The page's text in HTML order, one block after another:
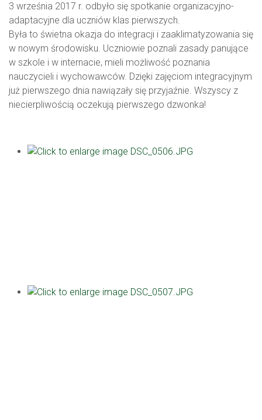
3 września 2017 r. odbyło się spotkanie organizacyjno-
adaptacyjne dla uczniów klas pierwszych.
Była to świetna okazja do integracji i zaaklimatyzowania się
w nowym środowisku. Uczniowie poznali zasady panujące
w szkole i w internacie, mieli możliwość poznania
nauczycieli i wychowawców. Dzięki zajęciom integracyjnym
już pierwszego dnia nawiązały się przyjaźnie. Wszyscy z
niecierpliwością oczekują pierwszego dzwonka!